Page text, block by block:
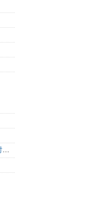
IBM与红帽扩展Lightwell服务方案，构建适配AI时代开源生态的可信基础设施